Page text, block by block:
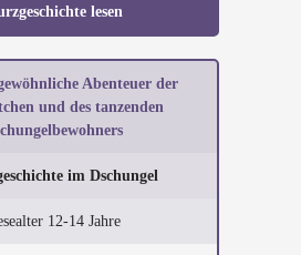
lesen
Abenteuer der
und des tanzenden
im Dschungel
12-14 Jahre